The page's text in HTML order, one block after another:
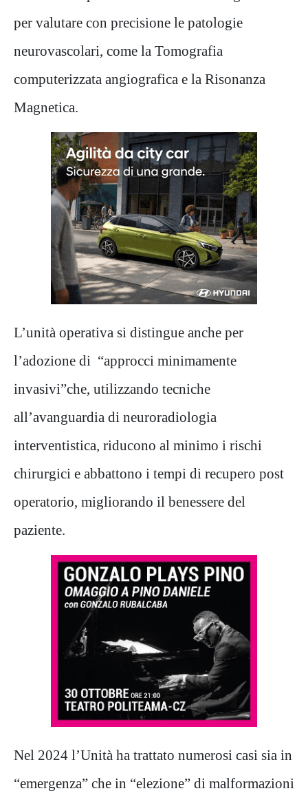
per valutare con precisione le patologie
neurovascolari, come la Tomografia
computerizzata angiografica e la Risonanza
Magnetica.
L’unità operativa si distingue anche per
l’adozione di “approcci minimamente
invasivi”che, utilizzando tecniche
all’avanguardia di neuroradiologia
interventistica, riducono al minimo i rischi
chirurgici e abbattono i tempi di recupero post
operatorio, migliorando il benessere del
paziente.
Nel 2024 l’Unità ha trattato numerosi casi sia in
“emergenza” che in “elezione” di malformazioni